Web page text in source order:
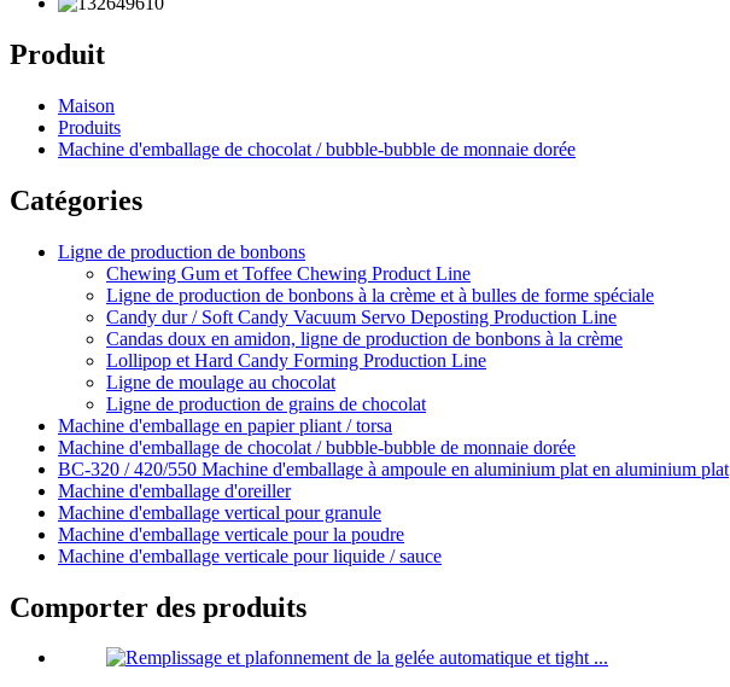
Produit
Maison
Produits
Machine d'emballage de chocolat / bubble-bubble de monnaie dorée
Catégories
Ligne de production de bonbons
Chewing Gum et Toffee Chewing Product Line
Ligne de production de bonbons à la crème et à bulles de forme spéciale
Candy dur / Soft Candy Vacuum Servo Deposting Production Line
Candas doux en amidon, ligne de production de bonbons à la crème
Lollipop et Hard Candy Forming Production Line
Ligne de moulage au chocolat
Ligne de production de grains de chocolat
Machine d'emballage en papier pliant / torsa
Machine d'emballage de chocolat / bubble-bubble de monnaie dorée
BC-320 / 420/550 Machine d'emballage à ampoule en aluminium plat en aluminium plat
Machine d'emballage d'oreiller
Machine d'emballage vertical pour granule
Machine d'emballage verticale pour la poudre
Machine d'emballage verticale pour liquide / sauce
Comporter des produits